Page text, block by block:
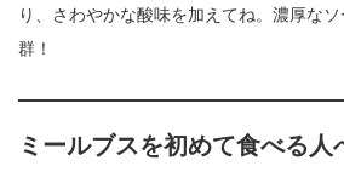
り、さわやかな酸味を加えてね。濃厚な
群！
ミールブスを初めて食べる人